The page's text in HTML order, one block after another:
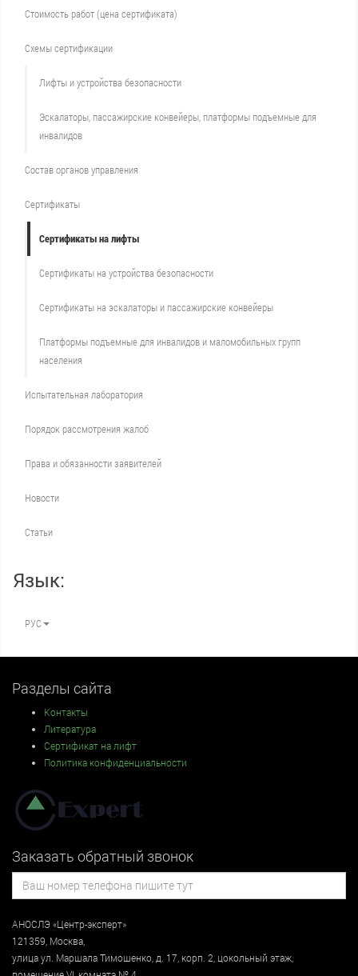
Стоимость работ (цена сертификата)
Схемы сертификации
Лифты и устройства безопасности
Эскалаторы, пассажирские конвейеры, платформы подъемные для
инвалидов
Состав органов управления
Сертификаты
Сертификаты на лифты
Сертификаты на устройства безопасности
Сертификаты на эскалаторы и пассажирские конвейеры
Платформы подъемные для инвалидов и маломобильных групп
населения
Испытательная лаборатория
Порядок рассмотрения жалоб
Права и обязанности заявителей
Новости
Статьи
Язык:
РУС
Разделы сайта
Контакты
Литература
Сертификат на лифт
Политика конфиденциальности
Заказать обратный звонок
АНОСЛЭ «Центр-эксперт»
121359 Москва
улицаул. Маршала Тимошенко, д. 17, корп. 2, цокольный этаж